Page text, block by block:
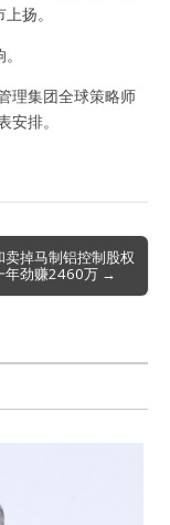
扬。
理集团全球策略师
排。
卖掉马制铝控制股权
年劲赚2460万 →